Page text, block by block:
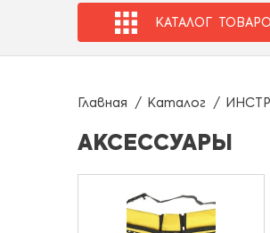
КАТАЛОГ
Главная Каталог
АКСЕССУАРЫ